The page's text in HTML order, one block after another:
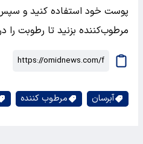
پوست خود استفاده کنید و
مرطوب‌کننده بزنید تا رطوبت را
آبرسان مرطوب کننده